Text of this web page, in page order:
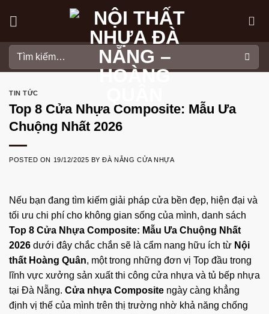
kiếm:
TIN TỨC
Top 8 Cửa Nhựa Composite: Mẫu Ưa
Chuộng Nhất 2026
POSTED ON 19/12/2025 BYĐÀ NẴNG CỬA NHỰA
Nếu bạn đang tìm kiếm giải pháp cửa bền đẹp, hiện đại và
tối ưu chi phí cho không gian sống của mình, danh sách
Top 8 Cửa Nhựa Composite: Mẫu Ưa Chuộng Nhất
2026 dưới đây chắc chắn sẽ là cẩm nang hữu ích từ Nội
thất Hoàng Quân, một trong những đơn vị Top đầu trong
lĩnh vực xưởng sản xuất thi công cửa nhựa và tủ bếp nhựa
tại Đà Nẵng. Cửa nhựa Composite ngày càng khẳng
định vị thế của mình trên thị trường nhờ khả năng chống